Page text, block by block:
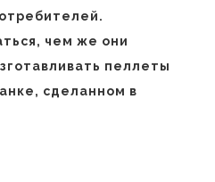
чем же они
пеллеты
сделанном в